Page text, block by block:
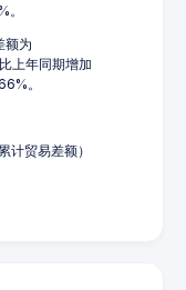
额为
上年同期增加
。
计贸易差额）